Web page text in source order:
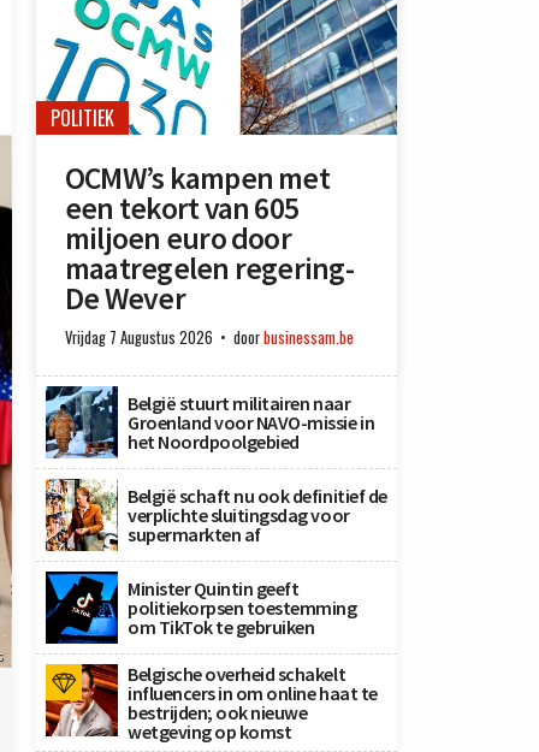
POLITIEK
OCMW’s kampen met
een tekort van 605
miljoen euro door
maatregelen regering-
De Wever
Vrijdag 7 Augustus 2026 doorbusinessam.be
België stuurt militairen naar
Groenland voor NAVO-missie in
het Noordpoolgebied
België schaft nu ook definitief de
verplichte sluitingsdag voor
supermarkten af
Minister Quintin geeft
politiekorpsen toestemming
om TikTok te gebruiken
Belgische overheid schakelt
influencers in om online haat te
bestrijden; ook nieuwe
wetgeving op komst